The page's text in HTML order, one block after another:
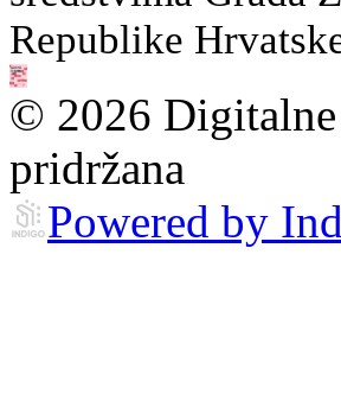
Republike
© 2026 Digitalne
pridržana
Powered by